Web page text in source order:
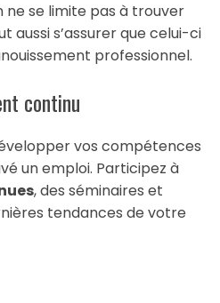
ne se limite pas à trouver
aussi s’assurer que celui-ci
professionnel.
continu
vos compétences
un emploi. Participez à
, des séminaires et
tendances de votre